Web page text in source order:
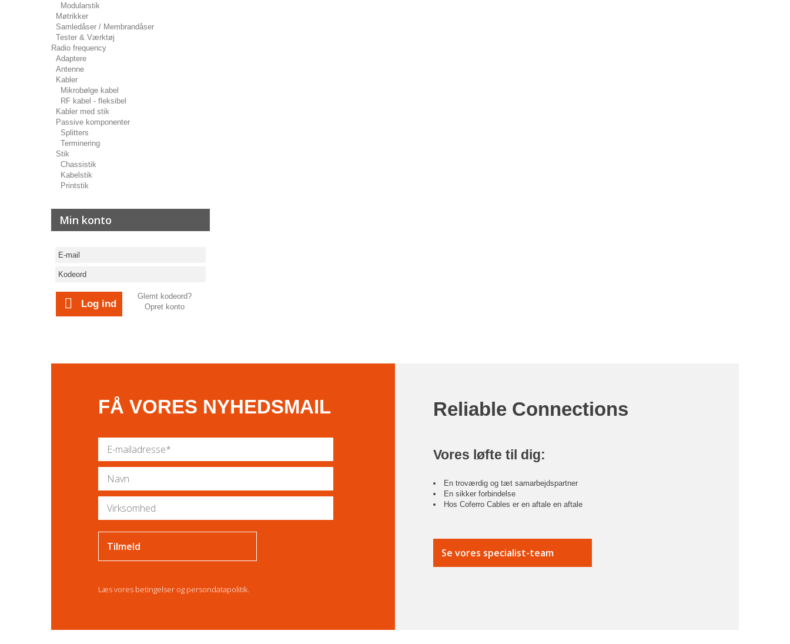
Modularstik
Møtrikker
Samledåser / Membrandåser
Tester & Værktøj
Radio frequency
Adaptere
Antenne
Kabler
Mikrobølge kabel
RF kabel - fleksibel
Kabler med stik
Passive komponenter
Splitters
Terminering
Stik
Chassistik
Kabelstik
Printstik
Min konto
Log ind
Glemt kodeord?
Opret konto
FÅ VORES NYHEDSMAIL
Læs vores betingelser og persondatapolitik.
Reliable Connections
Vores løfte til dig:
En troværdig og tæt samarbejdspartner
En sikker forbindelse
Hos Coferro Cables er en aftale en aftale